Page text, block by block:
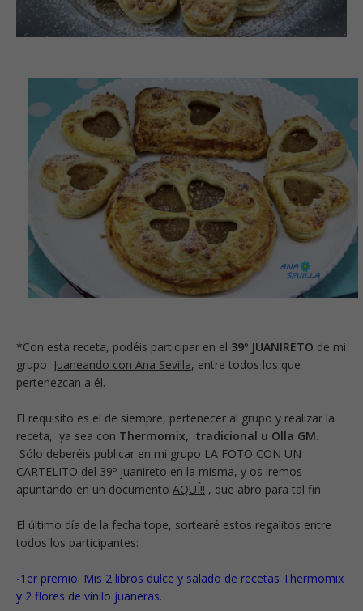
*Con esta receta, podéis participar en el 39º JUANIRETO de mi
grupo Juaneando con Ana Sevilla, entre todos los que
pertenezcan a él.
El requisito es el de siempre, pertenecer al grupo y realizar la
receta, ya sea con Thermomix, tradicional u Olla GM.
Sólo deberéis publicar en mi grupo LA FOTO CON UN
CARTELITO del 39º juanireto en la misma, y os iremos
apuntando en un documento AQUÍ!! , que abro para tal fin.
El último día de la fecha tope, sortearé estos regalitos entre
todos los participantes:
-1er premio: Mis 2 libros dulce y salado de recetas Thermomix
y 2 flores de vinilo juaneras.